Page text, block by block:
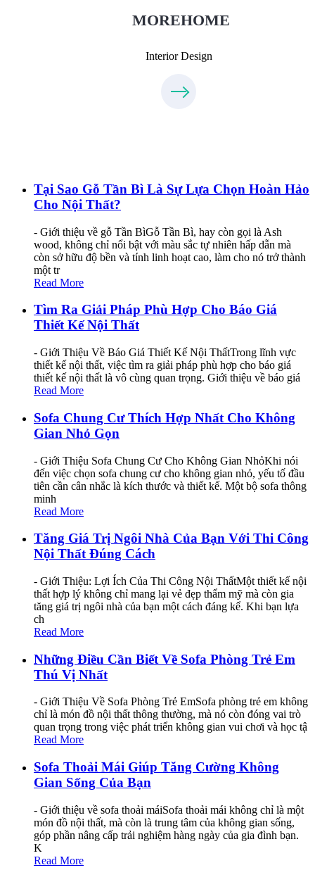
MOREHOME
Interior Design
Tại Sao Gỗ Tần Bì Là Sự Lựa Chọn Hoàn Hảo
Cho Nội Thất?
- Giới thiệu về gỗ Tần BìGỗ Tần Bì, hay còn gọi là Ash
wood, không chỉ nổi bật với màu sắc tự nhiên hấp dẫn mà
còn sở hữu độ bền và tính linh hoạt cao, làm cho nó trở thành
một tr
Read More
Tìm Ra Giải Pháp Phù Hợp Cho Báo Giá
Thiết Kế Nội Thất
- Giới Thiệu Về Báo Giá Thiết Kế Nội ThấtTrong lĩnh vực
thiết kế nội thất, việc tìm ra giải pháp phù hợp cho báo giá
thiết kế nội thất là vô cùng quan trọng. Giới thiệu về báo giá
Read More
Sofa Chung Cư Thích Hợp Nhất Cho Không
Gian Nhỏ Gọn
- Giới Thiệu Sofa Chung Cư Cho Không Gian NhỏKhi nói
đến việc chọn sofa chung cư cho không gian nhỏ, yếu tố đầu
tiên cần cân nhắc là kích thước và thiết kế. Một bộ sofa thông
minh
Read More
Tăng Giá Trị Ngôi Nhà Của Bạn Với Thi Công
Nội Thất Đúng Cách
- Giới Thiệu: Lợi Ích Của Thi Công Nội ThấtMột thiết kế nội
thất hợp lý không chỉ mang lại vẻ đẹp thẩm mỹ mà còn gia
tăng giá trị ngôi nhà của bạn một cách đáng kể. Khi bạn lựa
ch
Read More
Những Điều Cần Biết Về Sofa Phòng Trẻ Em
Thú Vị Nhất
- Giới Thiệu Về Sofa Phòng Trẻ EmSofa phòng trẻ em không
chỉ là món đồ nội thất thông thường, mà nó còn đóng vai trò
quan trọng trong việc phát triển không gian vui chơi và học tậ
Read More
Sofa Thoải Mái Giúp Tăng Cường Không
Gian Sống Của Bạn
- Giới thiệu về sofa thoải máiSofa thoải mái không chỉ là một
món đồ nội thất, mà còn là trung tâm của không gian sống,
góp phần nâng cấp trải nghiệm hàng ngày của gia đình bạn.
K
Read More